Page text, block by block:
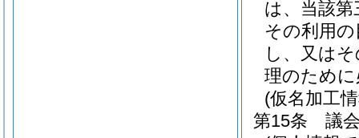
は、当該
その利用
し、又は
理のため
(仮名加工
第15条
議